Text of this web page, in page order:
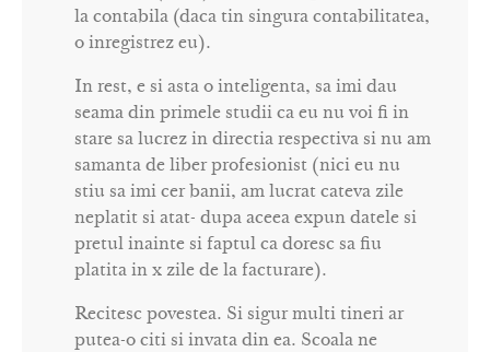
la contabila (daca tin singura contabilitatea,
o inregistrez eu).
In rest, e si asta o inteligenta, sa imi dau
seama din primele studii ca eu nu voi fi in
stare sa lucrez in directia respectiva si nu am
samanta de liber profesionist (nici eu nu
stiu sa imi cer banii, am lucrat cateva zile
neplatit si atat- dupa aceea expun datele si
pretul inainte si faptul ca doresc sa fiu
platita in x zile de la facturare).
Recitesc povestea. Si sigur multi tineri ar
putea-o citi si invata din ea. Scoala ne